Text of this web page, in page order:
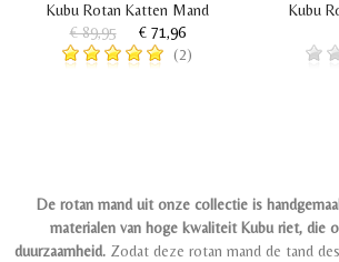
Kubu Rotan Katten Mand
€ 89,95
€ 71,96
(2)
Kubu
De rotan mand uit onze collectie is
materialen van hoge kwaliteit Kubu riet, die
duurzaamheid. Zodat deze rotan mand de tand